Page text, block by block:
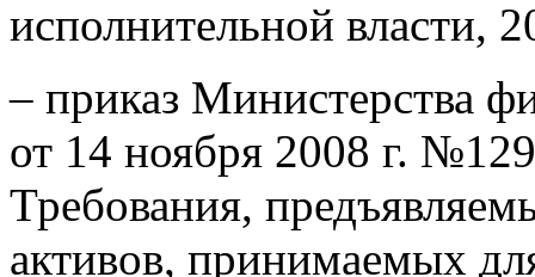
исполнительной власти,
– приказ Министерства
от 14 ноября 2008 г.
Требования,
активов, принимаемых